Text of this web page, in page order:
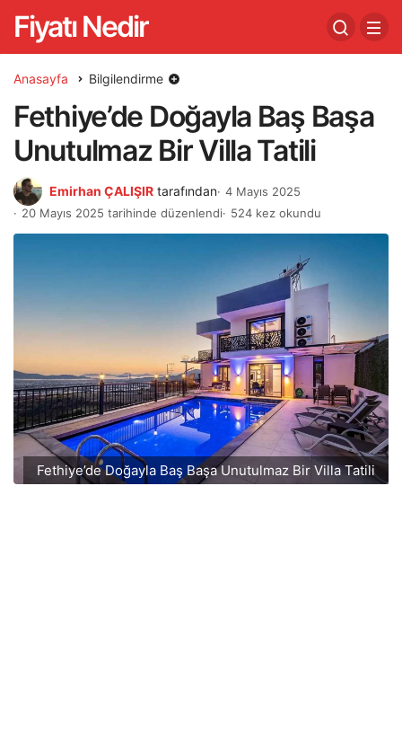
Fiyatı Nedir
Anasayfa Bilgilendirme
Fethiye’de Doğayla Baş Başa
Unutulmaz Bir Villa Tatili
Emirhan ÇALIŞIR tarafından 4 Mayıs 2025
20 Mayıs 2025 tarihinde düzenlendi
524 kez okundu
Fethiye’de Doğayla Baş Başa Unutulmaz Bir Villa Tatili